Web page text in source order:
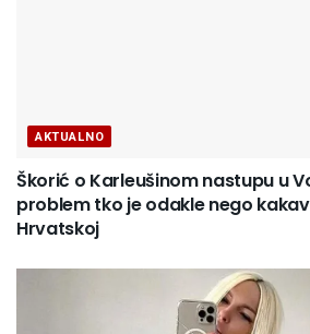
AKTUALNO
Škorić o Karleušinom nastupu u
problem tko je odakle nego
Hrvatskoj